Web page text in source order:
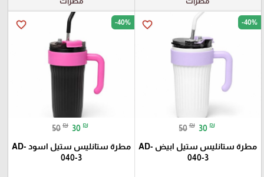
favorite_border -40%
50 ₪ 30 ₪
مطرة ستانليس ستيل ابيض AD-
040-3
favorite_border -40%
50 ₪ 30 ₪
مطرة ستانليس ستيل اسود AD-
040-3